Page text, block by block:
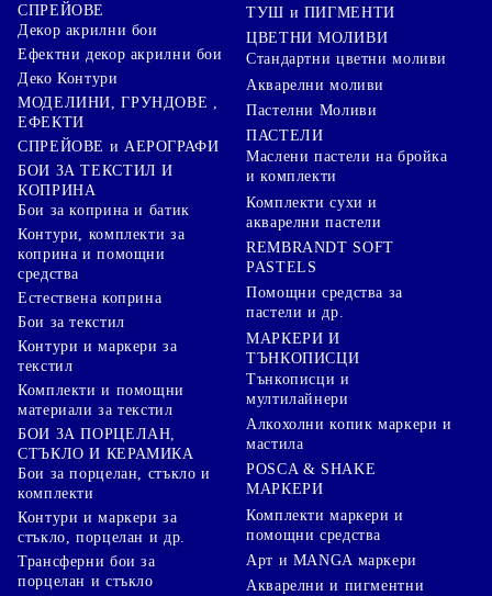
СПРЕЙОВЕ
Декор акрилни бои
Ефектни декор акрилни бои
Деко Контури
МОДЕЛИНИ, ГРУНДОВЕ ,
ЕФЕКТИ
СПРЕЙОВЕ и АЕРОГРАФИ
БОИ ЗА ТЕКСТИЛ И
КОПРИНА
Бои за коприна и батик
Контури, комплекти за
коприна и помощни
средства
Естествена коприна
Бои за текстил
Контури и маркери за
текстил
Комплекти и помощни
материали за текстил
БОИ ЗА ПОРЦЕЛАН,
СТЪКЛО И КЕРАМИКА
Бои за порцелан, стъкло и
комплекти
Контури и маркери за
стъкло, порцелан и др.
Трансферни бои за
порцелан и стъкло
ТУШ и ПИГМЕНТИ
ЦВЕТНИ МОЛИВИ
Стандартни цветни моливи
Акварелни моливи
Пастелни Моливи
ПАСТЕЛИ
Маслени пастели на бройка
и комплекти
Комплекти сухи и
акварелни пастели
REMBRANDT SOFT
PASTELS
Помощни средства за
пастели и др.
МАРКЕРИ И
ТЪНКОПИСЦИ
Тънкописци и
мултилайнери
Алкохолни копик маркери и
мастила
POSCA & SHAKE
МАРКЕРИ
Комплекти маркери и
помощни средства
Арт и MANGA маркери
Акварелни и пигментни